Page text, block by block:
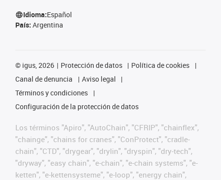
Idioma:Español
País: Argentina
© igus, 2026 Protección de datos
Política de cookies
Canal de denuncia
Aviso legal
Términos y condiciones
Configuración de la protección de datos
Los términos "Apiro", "AutoChain", "CFRIP", "chainflex",
"chainge", "chains for cranes", "ConProtect", "cradle-
chain", "CTD", "drygear", "drylin", "dryspin", "dry-tech",
"dryway", "easy chain", "e-chain", "e-chain systems", "e-
ketten", "e-kettensysteme", "e-loop", "energy chain",